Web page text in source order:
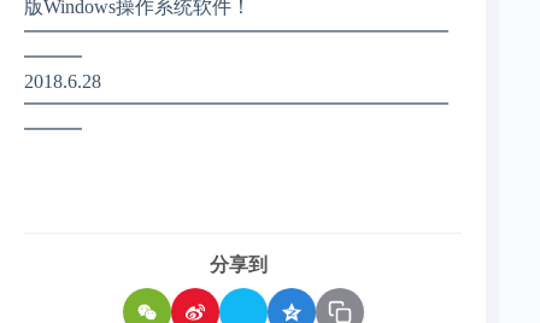
版Windows操作系统软件！
━━━━━━━━━━━━━━━━━━━━━━
━━━
2018.6.28
━━━━━━━━━━━━━━━━━━━━━━
━━━
分享到